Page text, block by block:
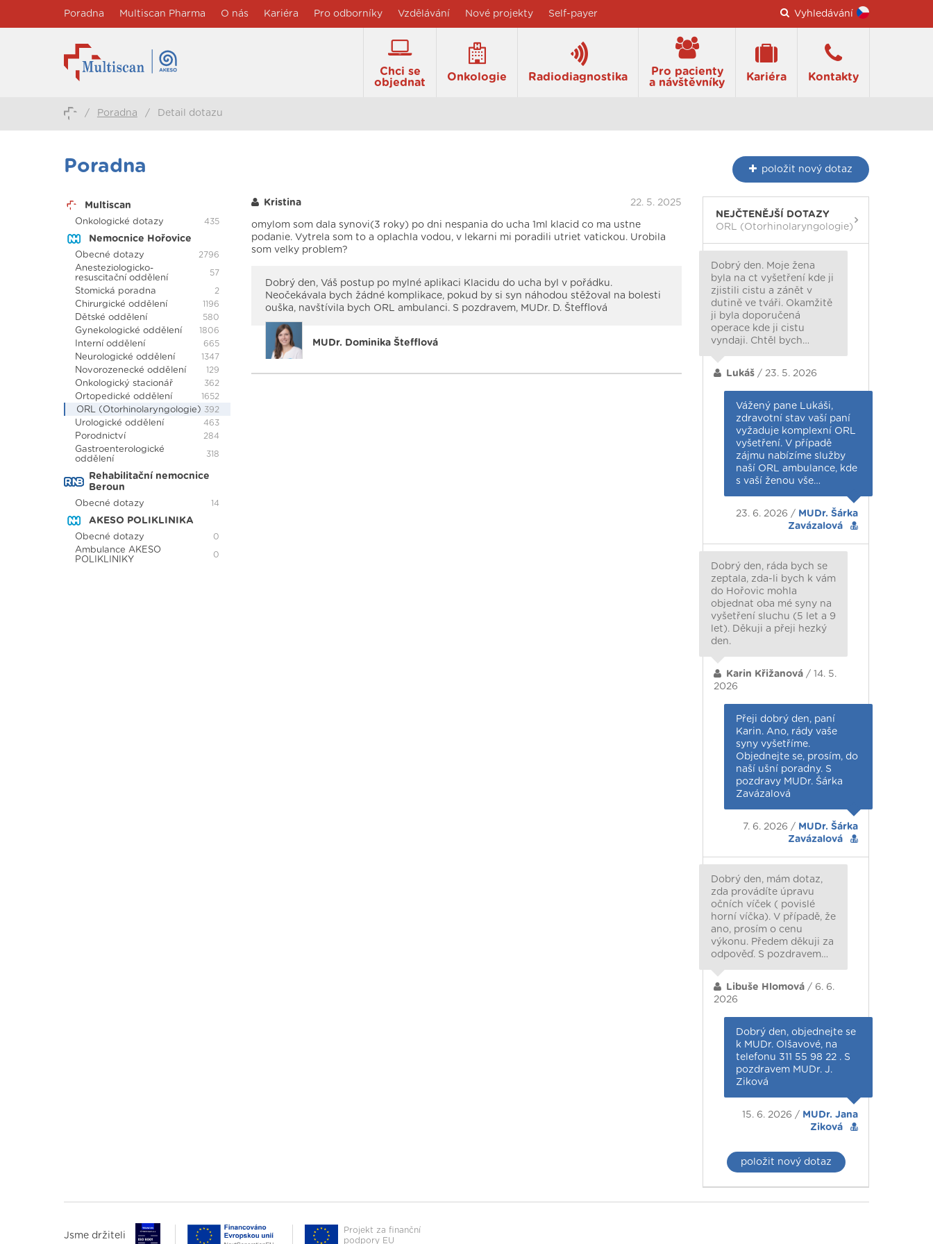
Poradna Multiscan Pharma O nás Kariéra Pro odborníky Vzdělávání Nové projekty Self-payer Vyhledávání
Chci se
objednat
Onkologie Radiodiagnostika
Pro pacienty
a návštěvníky
Kariéra Kontakty
/ Poradna / Detail dotazu
Poradna položit nový dotaz
Multiscan
Onkologické dotazy 435
Nemocnice Hořovice
Obecné dotazy 2796
Anesteziologicko-
resuscitační oddělení
57
Stomická poradna 2
Chirurgické oddělení 1196
Dětské oddělení 580
Gynekologické oddělení 1806
Interní oddělení 665
Neurologické oddělení 1347
Novorozenecké oddělení 129
Onkologický stacionář 362
Ortopedické oddělení 1652
ORL (Otorhinolaryngologie) 392
Urologické oddělení 463
Porodnictví 284
Gastroenterologické
oddělení
318
Rehabilitační nemocnice
Beroun
Obecné dotazy 14
AKESO POLIKLINIKA
Obecné dotazy 0
Ambulance AKESO
POLIKLINIKY
0
Kristina 22. 5. 2025
omylom som dala synovi(3 roky) po dni nespania do ucha 1ml klacid co ma ustne
podanie. Vytrela som to a oplachla vodou, v lekarni mi poradili utriet vatickou. Urobila
som velky problem?
Dobrý den, Váš postup po mylné aplikaci Klacidu do ucha byl v pořádku.
Neočekávala bych žádné komplikace, pokud by si syn náhodou stěžoval na bolesti
ouška, navštívila bych ORL ambulanci. S pozdravem, MUDr. D. Štefflová
MUDr. Dominika Štefflová
NEJČTENĚJŠÍ DOTAZY
ORL (Otorhinolaryngologie)
Dobrý den. Moje žena
byla na ct vyšetření kde ji
zjistili cistu a zánět v
dutině ve tváři. Okamžitě
ji byla doporučená
operace kde ji cistu
vyndaji. Chtěl bych…
Lukáš / 23. 5. 2026
Vážený pane Lukáši,
zdravotní stav vaší paní
vyžaduje komplexní ORL
vyšetření. V případě
zájmu nabízíme služby
naší ORL ambulance, kde
s vaší ženou vše…
23. 6. 2026 / MUDr. Šárka
Zavázalová
Dobrý den, ráda bych se
zeptala, zda-li bych k vám
do Hořovic mohla
objednat oba mé syny na
vyšetření sluchu (5 let a 9
let). Děkuji a přeji hezký
den.
Karin Křižanová / 14. 5.
2026
Přeji dobrý den, paní
Karin. Ano, rády vaše
syny vyšetříme.
Objednejte se, prosím, do
naší ušní poradny. S
pozdravy MUDr. Šárka
Zavázalová
7. 6. 2026 / MUDr. Šárka
Zavázalová
Dobrý den, mám dotaz,
zda provádíte úpravu
očních víček ( povislé
horní víčka). V případě, že
ano, prosím o cenu
výkonu. Předem děkuji za
odpověď. S pozdravem…
Libuše Hlomová / 6. 6.
2026
Dobrý den, objednejte se
k MUDr. Olšavové, na
telefonu 311 55 98 22 . S
pozdravem MUDr. J.
Ziková
15. 6. 2026 / MUDr. Jana
Ziková
položit nový dotaz
Jsme držiteli
Projekt za finanční
podpory EU